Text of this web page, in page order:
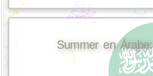
Summer en Árabe: